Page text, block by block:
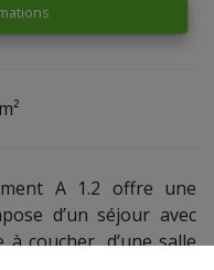
A 1.2 offre une
d’un séjour avec
à coucher, d’une salle